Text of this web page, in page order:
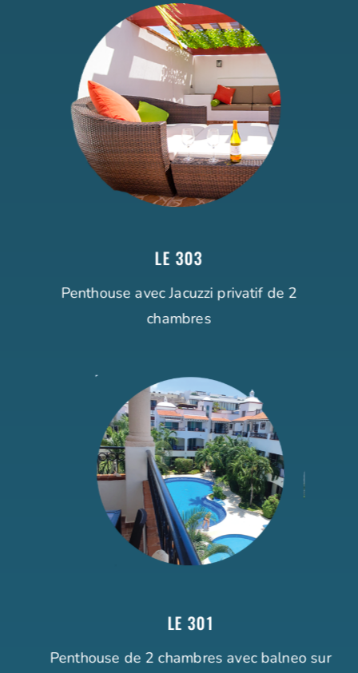
LE 303
Penthouse avec Jacuzzi privatif de 2
chambres
LE 301
Penthouse de 2 chambres avec balneo sur